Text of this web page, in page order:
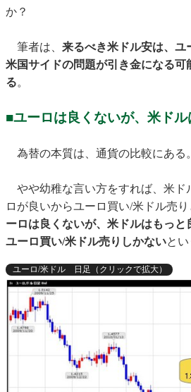
か？
筆者は、 来るべき米ドル安は、ユ
米国サイドの問題が引き金になる可
る。
■ユーロは良くないが、米ド
為替の本質は、通貨の比較にある。
やや幼稚な言い方をすれば、米ド
ロが良いからユーロ買い/米ドル売り
ーロは良くないが、米ドルはもっと
ユーロ買い/米ドル売りしかないとい
ユーロ/米ドル 日足（クリックで拡大）